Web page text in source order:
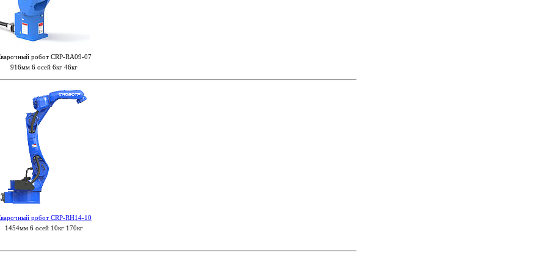
робот CRP-RA09-07
916мм 6 осей 6кг 46кг
робот CRP-RH14-10
1454мм 6 осей 10кг 170кг